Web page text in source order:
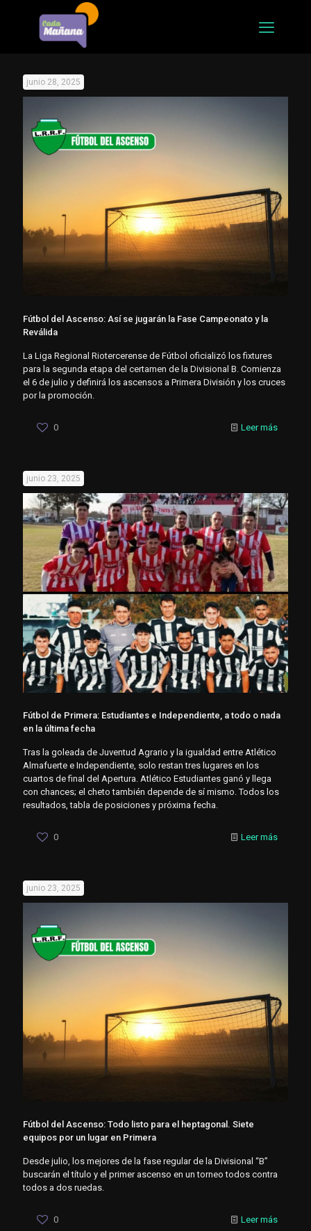
junio 28, 2025
Fútbol del Ascenso: Así se jugarán la Fase Campeonato y la
Reválida
La Liga Regional Riotercerense de Fútbol oficializó los fixtures
para la segunda etapa del certamen de la Divisional B. Comienza
el 6 de julio y definirá los ascensos a Primera División y los cruces
por la promoción.
0 Leer más
junio 23, 2025
Fútbol de Primera: Estudiantes e Independiente, a todo o nada
en la última fecha
Tras la goleada de Juventud Agrario y la igualdad entre Atlético
Almafuerte e Independiente, solo restan tres lugares en los
cuartos de final del Apertura. Atlético Estudiantes ganó y llega
con chances; el cheto también depende de sí mismo. Todos los
resultados, tabla de posiciones y próxima fecha.
0 Leer más
junio 23, 2025
Fútbol del Ascenso: Todo listo para el heptagonal. Siete
equipos por un lugar en Primera
Desde julio, los mejores de la fase regular de la Divisional “B”
buscarán el título y el primer ascenso en un torneo todos contra
todos a dos ruedas.
0 Leer más